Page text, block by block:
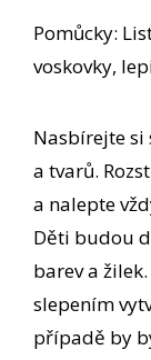
Pomůcky:
voskovky,
Nasbírejte
a tvarů.
a nalepte
Děti budou
barev a
slepením
případě by